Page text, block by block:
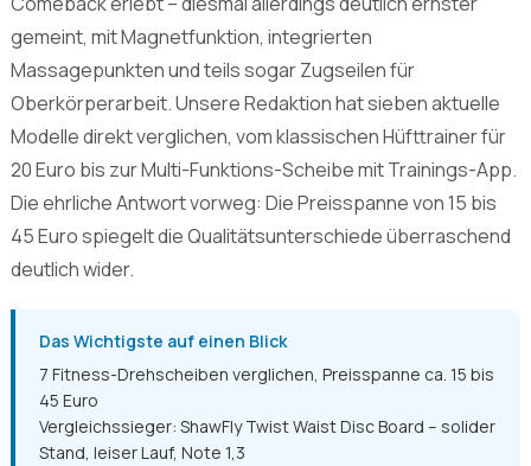
gemeint, mit Magnetfunktion, integrierten
Massagepunkten und teils sogar Zugseilen für
Oberkörperarbeit. Unsere Redaktion hat sieben aktuelle
Modelle direkt verglichen, vom klassischen Hüfttrainer für
20 Euro bis zur Multi-Funktions-Scheibe mit Trainings-App.
Die ehrliche Antwort vorweg: Die Preisspanne von 15 bis
45 Euro spiegelt die Qualitätsunterschiede überraschend
deutlich wider.
Das Wichtigste auf einen Blick
7 Fitness-Drehscheiben verglichen, Preisspanne ca. 15 bis
45 Euro
Vergleichssieger: ShawFly Twist Waist Disc Board – solider
Stand, leiser Lauf, Note 1,3